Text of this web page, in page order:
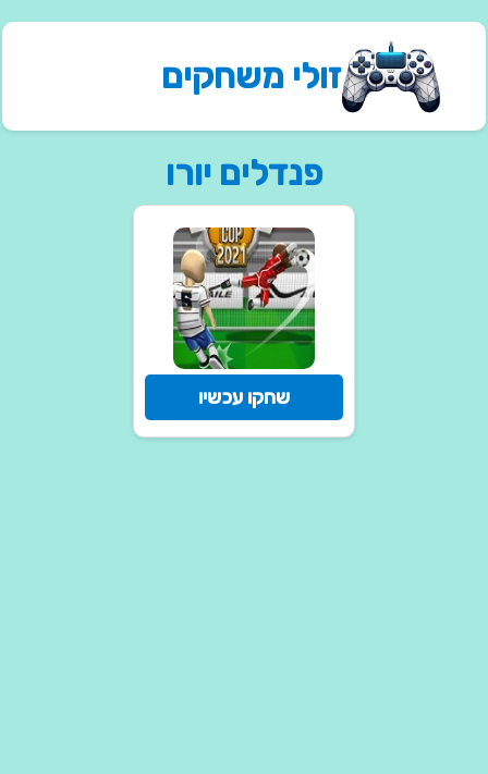
זולי משחקים
פנדלים יורו
שחקו עכשיו